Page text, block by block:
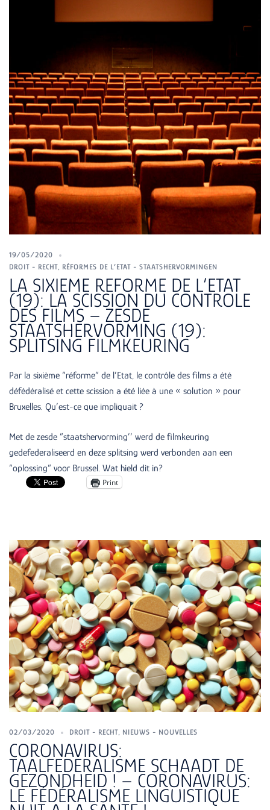
19/05/2020
DROIT - RECHT, RÉFORMES DE L’ETAT - STAATSHERVORMINGEN
LA SIXIEME REFORME DE L’ETAT
(19): LA SCISSION DU CONTROLE
DES FILMS – ZESDE
STAATSHERVORMING (19):
SPLITSING FILMKEURING
Par la sixième “réforme” de l’Etat, le contrôle des films a été
défédéralisé et cette scission a été liée à une « solution » pour
Bruxelles. Qu’est-ce que impliquait ?
Met de zesde ”staatshervorming’’ werd de filmkeuring
gedefederaliseerd en deze splitsing werd verbonden aan een
“oplossing” voor Brussel. Wat hield dit in?
Print
02/03/2020 DROIT - RECHT, NIEUWS - NOUVELLES
CORONAVIRUS:
TAALFEDERALISME SCHAADT DE
GEZONDHEID ! – CORONAVIRUS:
LE FÉDÉRALISME LINGUISTIQUE